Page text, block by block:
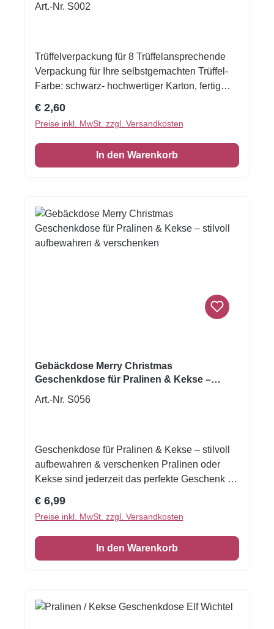
Art.-Nr. S002
Trüffelverpackung für 8 Trüffelansprechende
Verpackung für Ihre selbstgemachten Trüffel-
Farbe: schwarz- hochwertiger Karton, fertig
goldener Sortiereinlage- Maße:
145x75x35mmDie Trüffel und Papierkapseln
sind im Lieferumfang nicht enthalten.
Regulärer Preis:
€ 2,60
Preise inkl. MwSt. zzgl. Versandkosten
In den Warenkorb
Gebäckdose Merry Christmas
Geschenkdose für Pralinen & Kekse –
Art.-Nr. S056
Geschenkdose für Pralinen & Kekse – stilvoll
aufbewahren & verschenken Pralinen oder
Kekse sind jederzeit das perfekte Geschenk –
macht es gleich doppelt so viel Freude! Ob als
praktische Aufbewahrung für deine kleinen
Köstlichkeiten oder als edle Verpackung zum
Verschenken: Diese Dose verleiht
Pralinen oder andere Leckereien lange frisch
Regulärer Preis:
€ 6,99
Preise inkl. MwSt. zzgl. Versandkosten
In den Warenkorb